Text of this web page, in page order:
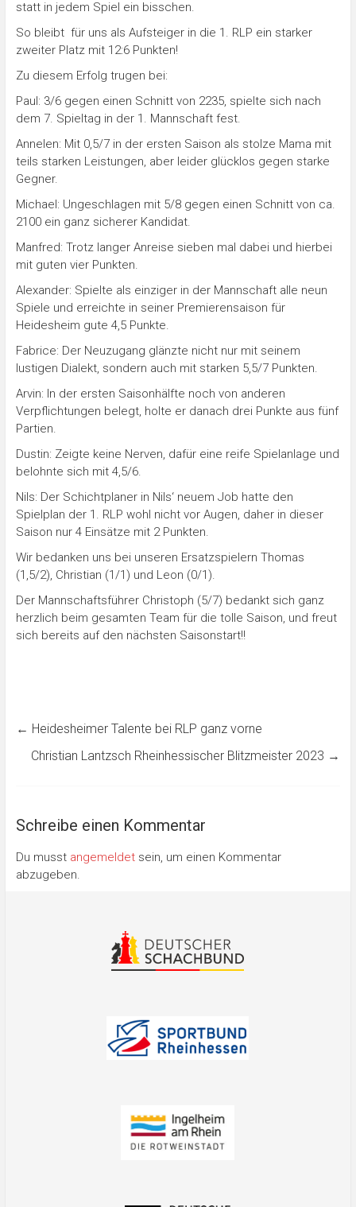
statt in jedem Spiel ein bisschen.
So bleibt für uns als Aufsteiger in die 1. RLP ein starker
zweiter Platz mit 12:6 Punkten!
Zu diesem Erfolg trugen bei:
Paul: 3/6 gegen einen Schnitt von 2235, spielte sich nach
dem 7. Spieltag in der 1. Mannschaft fest.
Annelen: Mit 0,5/7 in der ersten Saison als stolze Mama mit
teils starken Leistungen, aber leider glücklos gegen starke
Gegner.
Michael: Ungeschlagen mit 5/8 gegen einen Schnitt von ca.
2100 ein ganz sicherer Kandidat.
Manfred: Trotz langer Anreise sieben mal dabei und hierbei
mit guten vier Punkten.
Alexander: Spielte als einziger in der Mannschaft alle neun
Spiele und erreichte in seiner Premierensaison für
Heidesheim gute 4,5 Punkte.
Fabrice: Der Neuzugang glänzte nicht nur mit seinem
lustigen Dialekt, sondern auch mit starken 5,5/7 Punkten.
Arvin: In der ersten Saisonhälfte noch von anderen
Verpflichtungen belegt, holte er danach drei Punkte aus fünf
Partien.
Dustin: Zeigte keine Nerven, dafür eine reife Spielanlage und
belohnte sich mit 4,5/6.
Nils: Der Schichtplaner in Nils‘ neuem Job hatte den
Spielplan der 1. RLP wohl nicht vor Augen, daher in dieser
Saison nur 4 Einsätze mit 2 Punkten.
Wir bedanken uns bei unseren Ersatzspielern Thomas
(1,5/2), Christian (1/1) und Leon (0/1).
Der Mannschaftsführer Christoph (5/7) bedankt sich ganz
herzlich beim gesamten Team für die tolle Saison, und freut
sich bereits auf den nächsten Saisonstart!!
← Heidesheimer Talente bei RLP ganz vorne
Christian Lantzsch Rheinhessischer Blitzmeister 2023 →
Schreibe einen Kommentar
Du musst angemeldetsein, um einen Kommentar
abzugeben.